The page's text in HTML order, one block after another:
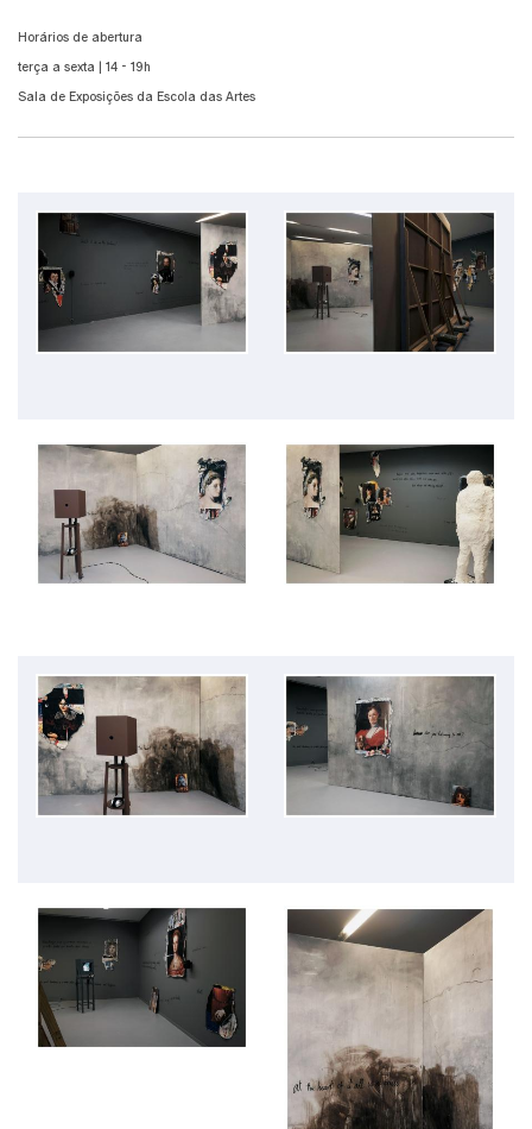
Horários de abertura
terça a sexta | 14 - 19h
Sala de Exposições da Escola das Artes